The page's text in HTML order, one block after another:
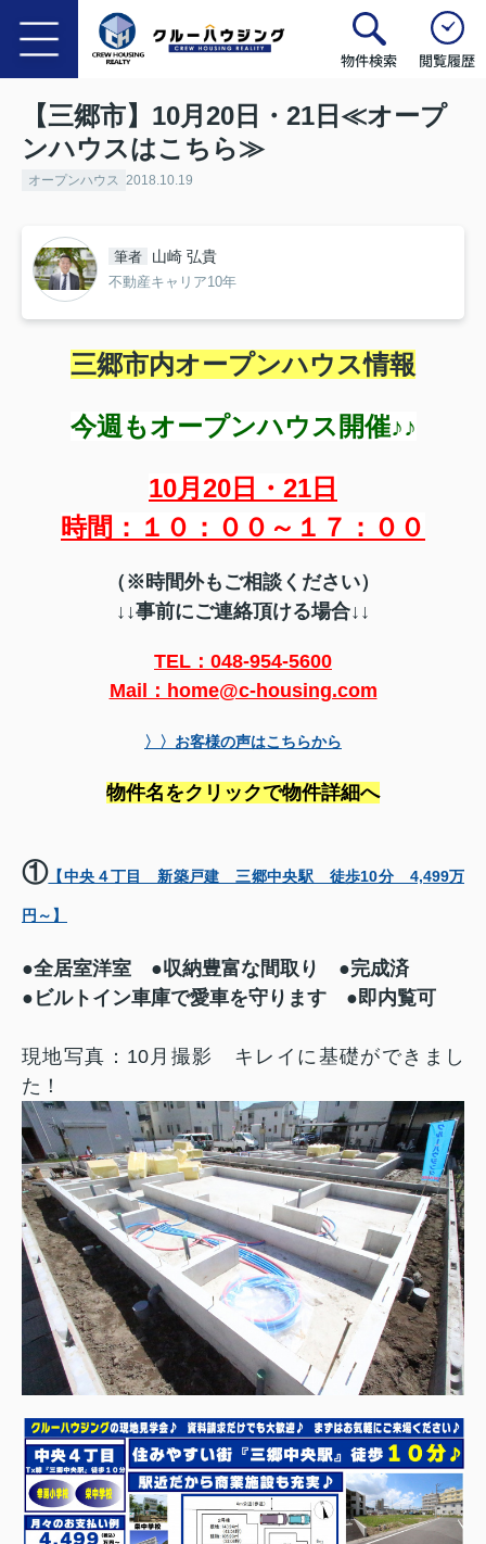
物件検索 閲覧履歴
【三郷市】10月20日・21日≪オープ
ンハウスはこちら≫
オープンハウス 2018.10.19
筆者 山崎 弘貴
不動産キャリア10年
三郷市内オープンハウス情報
今週もオープンハウス開催♪♪
10月20日・21日
時間：１０：００～１７：００
（※時間外もご相談ください）
↓↓事前にご連絡頂ける場合↓↓
TEL：048-954-5600
Mail：home@c-housing.com
〉〉お客様の声はこちらから
物件名をクリックで物件詳細へ
①【中央４丁目 新築戸建 三郷中央駅 徒歩10分 4,499万
円～】
●全居室洋室 ●収納豊富な間取り ●完成済
●ビルトイン車庫で愛車を守ります ●即内覧可
現地写真：10月撮影 キレイに基礎ができまし
た！